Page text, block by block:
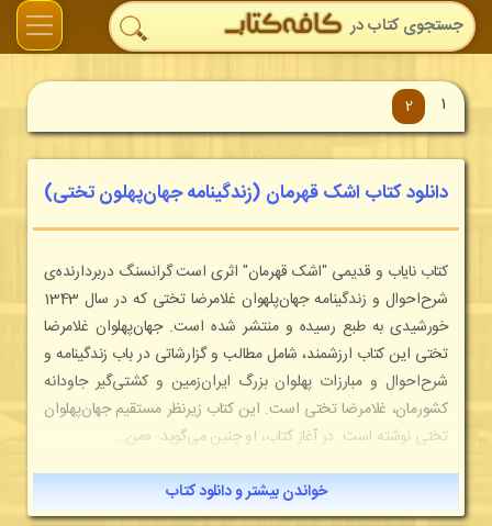
1
2
دانلود کتاب اشک قهرمان (زندگینامه جهان‌پهلون تختی)
کتاب نایاب و قدیمی "اشک قهرمان" اثری است گرانسنگ دربردارنده‌ی
شرح‌احوال و زندگینامه جهان‌پلهوان غلامرضا تختی که در سال 1343
خورشیدی به طبع رسیده و منتشر شده است. جهان‌پهلوان غلامرضا
تختی این کتاب ارزشمند، شامل مطالب و گزارشاتی در باب زندگینامه و
شرح‌احوال و مبارزات پهلوان بزرگ ایران‌زمین و کشتی‌گیر جاودانه
کشورمان، غلامرضا تختی است. این کتاب زیرنظر مستقیم جهان‌پهلوان
تختی نوشته است. در آغاز کتاب، او چنین می‌گوید: «من...
خواندن بیشتر و دانلود کتاب